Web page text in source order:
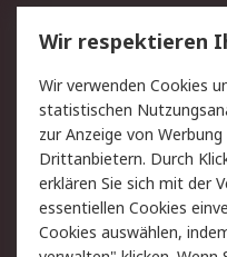
Service
Value Added Services
Rücksendungen
Hilfe
Rechtliches
AGB
Cookie-Richtlinie
Wir respektieren
Wir verwenden Cookies
statistischen
zur Anzeige von
Drittanbietern. Durch
erklären Sie sich mit der
essentiellen Cookies
Cookies auswählen,